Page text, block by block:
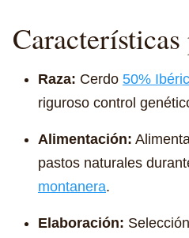
Raza: Cerdo 50%
riguroso control
Alimentación:
pastos naturales
montanera.
Elaboración: